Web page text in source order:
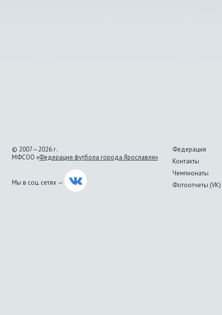
© 2007—2026 г.
МФСОО «Федерация футбола города Ярославля»
Мы в соц. сетях —
Федерация
Контакты
Чемпионаты
Фотоотчеты (VK)